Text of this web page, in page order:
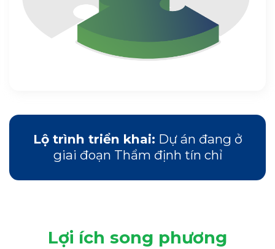
Lộ trình triển khai: Dự án đang ở
giai đoạn Thẩm định tín chỉ
Lợi ích song phương